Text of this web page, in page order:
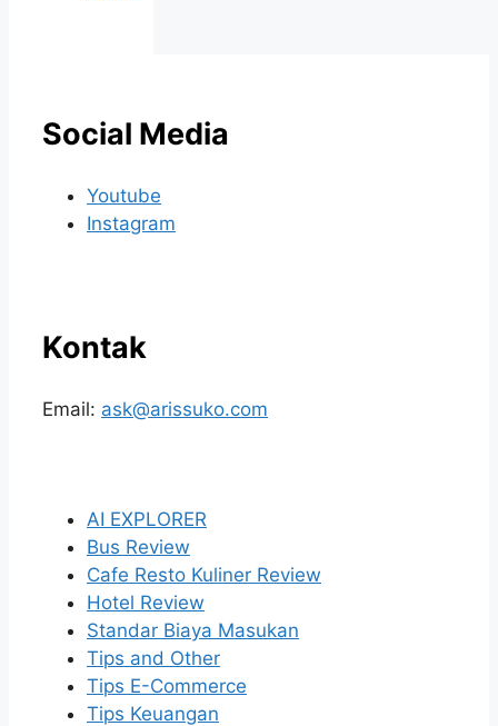
Social Media
Youtube
Instagram
Kontak
Email: ask@arissuko.com
AI EXPLORER
Bus Review
Cafe Resto Kuliner Review
Hotel Review
Standar Biaya Masukan
Tips and Other
Tips E-Commerce
Tips Keuangan